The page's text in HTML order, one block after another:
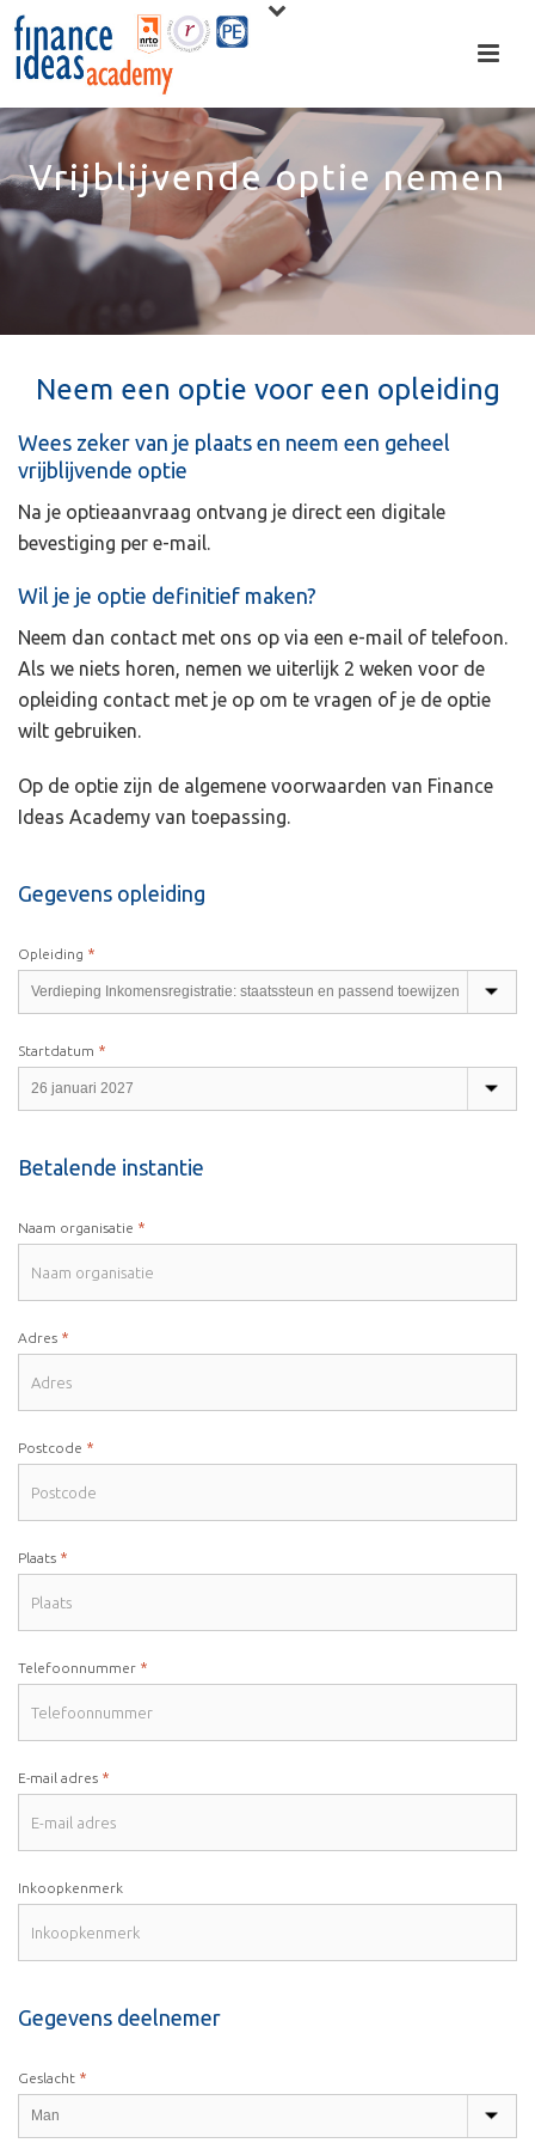
Vrijblijvende optie nemen
Neem een optie voor een opleiding
Wees zeker van je plaats en neem een geheel
vrijblijvende optie
Na je optieaanvraag ontvang je direct een digitale
bevestiging per e-mail.
Wil je je optie definitief maken?
Neem dan contact met ons op via een e-mail of telefoon.
Als we niets horen, nemen we uiterlijk 2 weken voor de
opleiding contact met je op om te vragen of je de optie
wilt gebruiken.
Op de optie zijn de algemene voorwaarden van Finance
Ideas Academy van toepassing.
Gegevens opleiding
Opleiding *
Startdatum *
Betalende instantie
Naam organisatie *
Adres *
Postcode *
Plaats *
Telefoonnummer *
E-mail adres *
Inkoopkenmerk
Gegevens deelnemer
Geslacht *